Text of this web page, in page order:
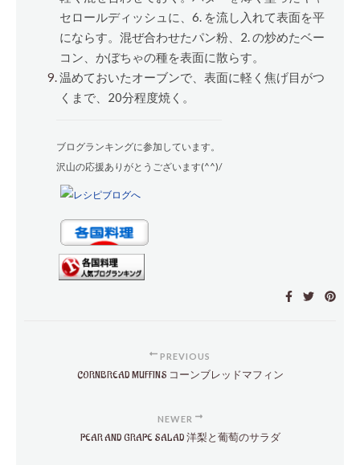
セロールディッシュに、6. を流し入れて表面を平
にならす。混ぜ合わせたパン粉、2. の炒めたベー
コン、かぼちゃの種を表面に散らす。
温めておいたオーブンで、表面に軽く焦げ目がつ
くまで、20分程度焼く。
ブログランキングに参加しています。
沢山の応援ありがとうございます(^^)/
PREVIOUS
CORNBREAD MUFFINS コーンブレッドマフィン
NEWER
PEAR AND GRAPE SALAD 洋梨と葡萄のサラダ